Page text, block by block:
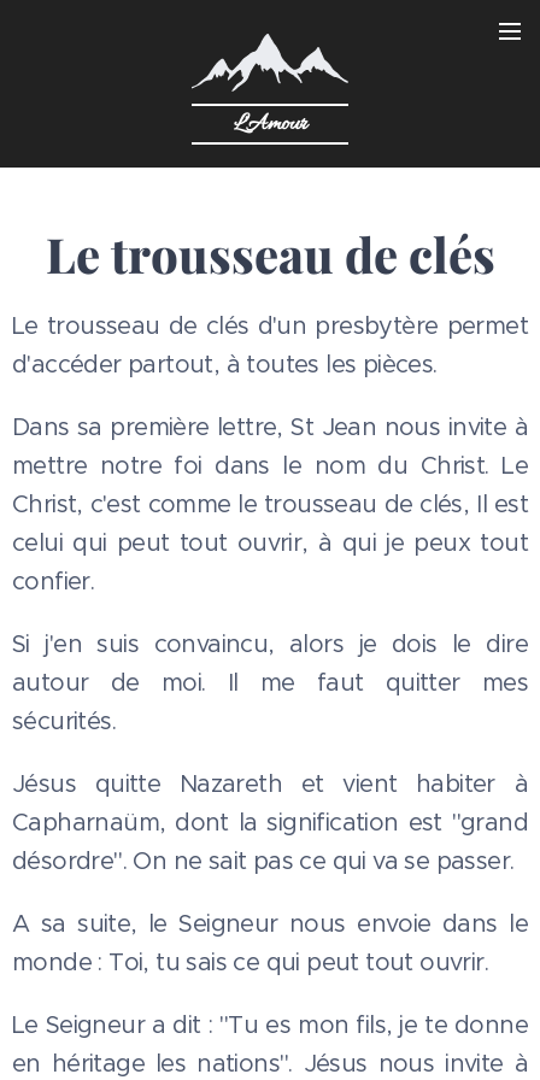
L'Amour
Le trousseau de clés
Le trousseau de clés d'un presbytère permet
d'accéder partout, à toutes les pièces.
Dans sa première lettre, St Jean nous invite à
mettre notre foi dans le nom du Christ. Le
Christ, c'est comme le trousseau de clés, Il est
celui qui peut tout ouvrir, à qui je peux tout
confier.
Si j'en suis convaincu, alors je dois le dire
autour de moi. Il me faut quitter mes
sécurités.
Jésus quitte Nazareth et vient habiter à
Capharnaüm, dont la signification est "grand
désordre". On ne sait pas ce qui va se passer.
A sa suite, le Seigneur nous envoie dans le
monde : Toi, tu sais ce qui peut tout ouvrir.
Le Seigneur a dit : "Tu es mon fils, je te donne
en héritage les nations". Jésus nous invite à